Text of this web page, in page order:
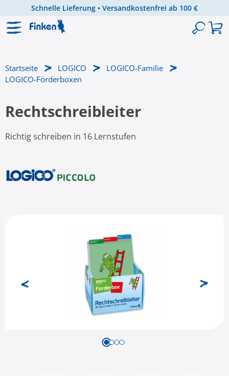
Zum Hauptinhalt springen
Schnelle Lieferung • Versandkostenfrei ab 100 €
Startseite LOGICO
LOGICO-Familie
LOGICO-Förderboxen
Rechtschreibleiter
Richtig schreiben in 16 Lernstufen